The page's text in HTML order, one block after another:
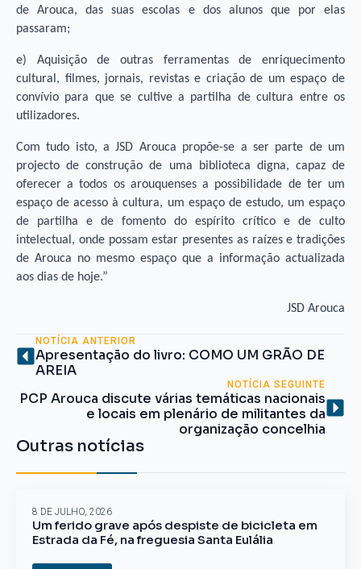
de Arouca, das suas escolas e dos alunos que por elas
passaram;
e) Aquisição de outras ferramentas de enriquecimento
cultural, filmes, jornais, revistas e criação de um espaço de
convívio para que se cultive a partilha de cultura entre os
utilizadores.
Com tudo isto, a JSD Arouca propõe-se a ser parte de um
projecto de construção de uma biblioteca digna, capaz de
oferecer a todos os arouquenses a possibilidade de ter um
espaço de acesso à cultura, um espaço de estudo, um espaço
de partilha e de fomento do espírito crítico e de culto
intelectual, onde possam estar presentes as raízes e tradições
de Arouca no mesmo espaço que a informação actualizada
aos dias de hoje.”
JSD Arouca
NOTÍCIA ANTERIOR
Apresentação do livro: COMO UM GRÃO DE
AREIA
NOTÍCIA SEGUINTE
PCP Arouca discute várias temáticas nacionais
e locais em plenário de militantes da
organização concelhia
Outras notícias
Um ferido grave após despiste de bicicleta em
Estrada da Fé, na freguesia Santa Eulália
8 DE JULHO, 2026